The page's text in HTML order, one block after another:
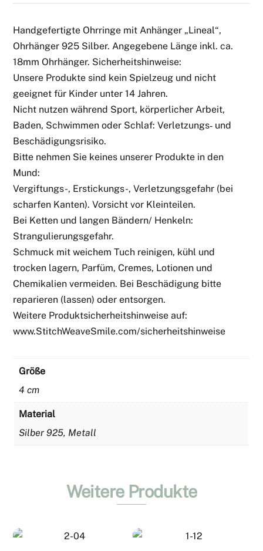
Handgefertigte Ohrringe mit Anhänger „Lineal“,
Ohrhänger 925 Silber. Angegebene Länge inkl. ca.
18mm Ohrhänger. Sicherheitshinweise:
Unsere Produkte sind kein Spielzeug und nicht
geeignet für Kinder unter 14 Jahren.
Nicht nutzen während Sport, körperlicher Arbeit,
Baden, Schwimmen oder Schlaf: Verletzungs‑ und
Beschädigungsrisiko.
Bitte nehmen Sie keines unserer Produkte in den
Mund:
Vergiftungs-, Erstickungs-, Verletzungsgefahr (bei
scharfen Kanten). Vorsicht vor Kleinteilen.
Bei Ketten und langen Bändern/ Henkeln:
Strangulierungsgefahr.
Schmuck mit weichem Tuch reinigen, kühl und
trocken lagern, Parfüm, Cremes, Lotionen und
Chemikalien vermeiden. Bei Beschädigung bitte
reparieren (lassen) oder entsorgen.
Weitere Produktsicherheitshinweise auf:
www.StitchWeaveSmile.com/sicherheitshinweise
Größe
4 cm
Material
Silber 925, Metall
Weitere Produkte